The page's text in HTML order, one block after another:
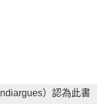
）認為此書